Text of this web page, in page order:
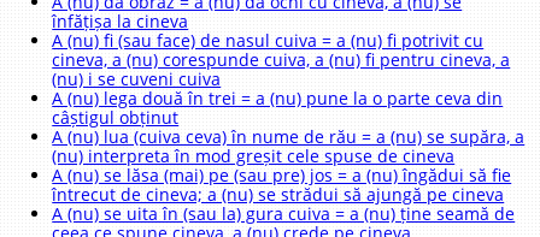
înfățișa la cineva
A (nu) fi (sau face) de nasul cuiva = a (nu) fi potrivit cu
cineva, a (nu) corespunde cuiva, a (nu) fi pentru cineva, a
(nu) i se cuveni cuiva
A (nu) lega două în trei = a (nu) pune la o parte ceva din
câștigul obținut
A (nu) lua (cuiva ceva) în nume de rău = a (nu) se supăra, a
(nu) interpreta în mod greșit cele spuse de cineva
A (nu) se lăsa (mai) pe (sau pre) jos = a (nu) îngădui să fie
întrecut de cineva; a (nu) se strădui să ajungă pe cineva
A (nu) se uita în (sau la) gura cuiva = a (nu) ține seamă de